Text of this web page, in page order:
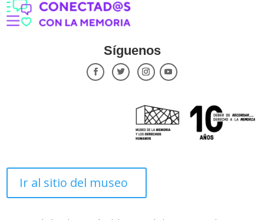
Síguenos
Ir al sitio del museo